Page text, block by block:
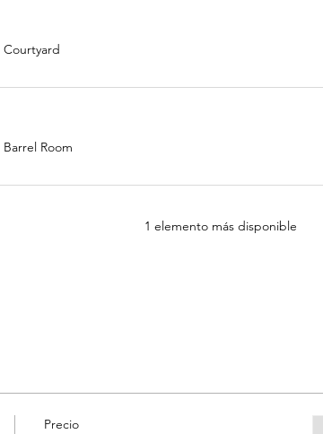
Courtyard
Room
1 elemento más disponible
Precio